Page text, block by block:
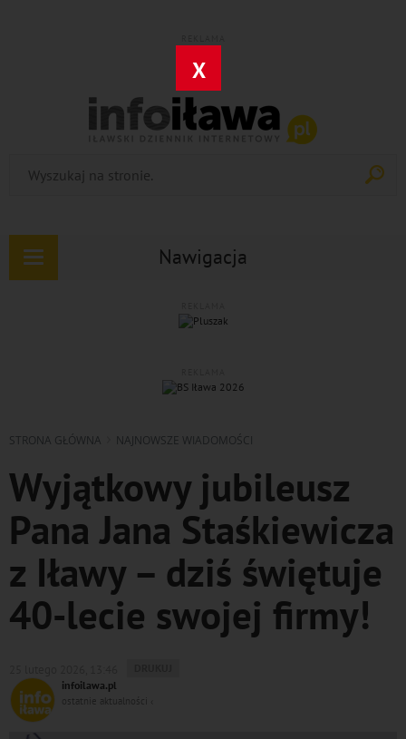
X
Nawigacja
Rozwiń
STRONA GŁÓWNA NAJNOWSZE WIADOMOŚCI
Wyjątkowy jubileusz
Pana Jana Staśkiewicza
z Iławy – dziś świętuje
40-lecie swojej firmy!
DO
infoilawa.pl
ostatnie aktualności ‹